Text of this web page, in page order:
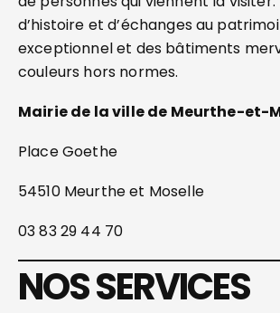
d’histoire et d’échanges au
exceptionnel et des bâtiments
couleurs hors normes.
Mairie de la ville de Meurthe-et-
Place Goethe
54510 Meurthe et Moselle
03 83 29 44 70
NOS SERVICES